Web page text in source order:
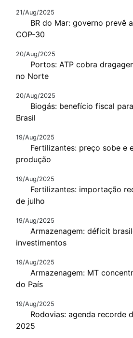
21/Aug/2025
BR do Mar: governo prevê
COP-30
20/Aug/2025
Portos: ATP cobra
no Norte
20/Aug/2025
Biogás: benefício fiscal
Brasil
19/Aug/2025
Fertilizantes: preço sobe e
produção
19/Aug/2025
Fertilizantes: importação
de julho
19/Aug/2025
Armazenagem: déficit
investimentos
19/Aug/2025
Armazenagem: MT
do País
19/Aug/2025
Rodovias: agenda recorde
2025